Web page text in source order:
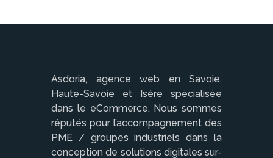
Asdoria, agence web en Savoie,
Haute-Savoie et Isère spécialisée
dans le eCommerce. Nous sommes
réputés pour l’accompagnement des
PME / groupes industriels dans la
conception de solutions digitales sur-